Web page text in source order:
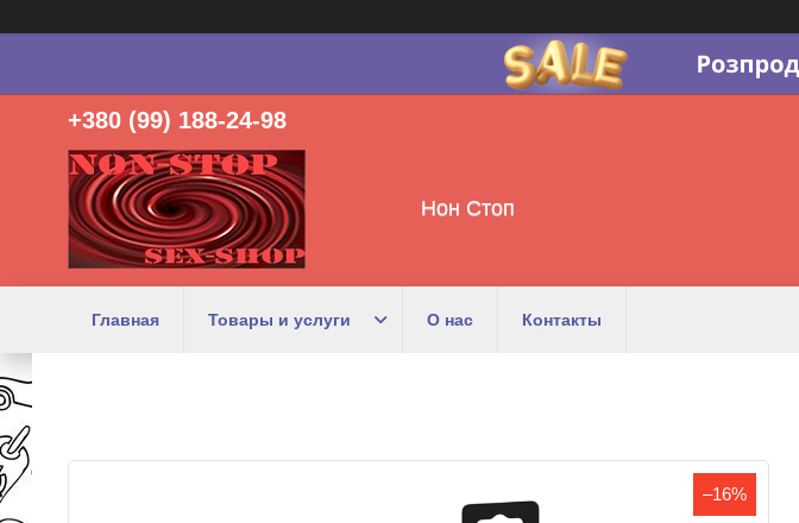
+380 (99) 188-24-98
Нон Стоп
Главная Товары и услуги О нас Контакты
–16%